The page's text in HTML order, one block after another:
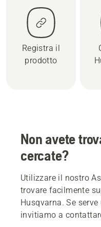
Registra il
prodotto
Non avete
cercate?
Utilizzare il nostro
trovare facilmente
Husqvarna. Se
invitiamo a